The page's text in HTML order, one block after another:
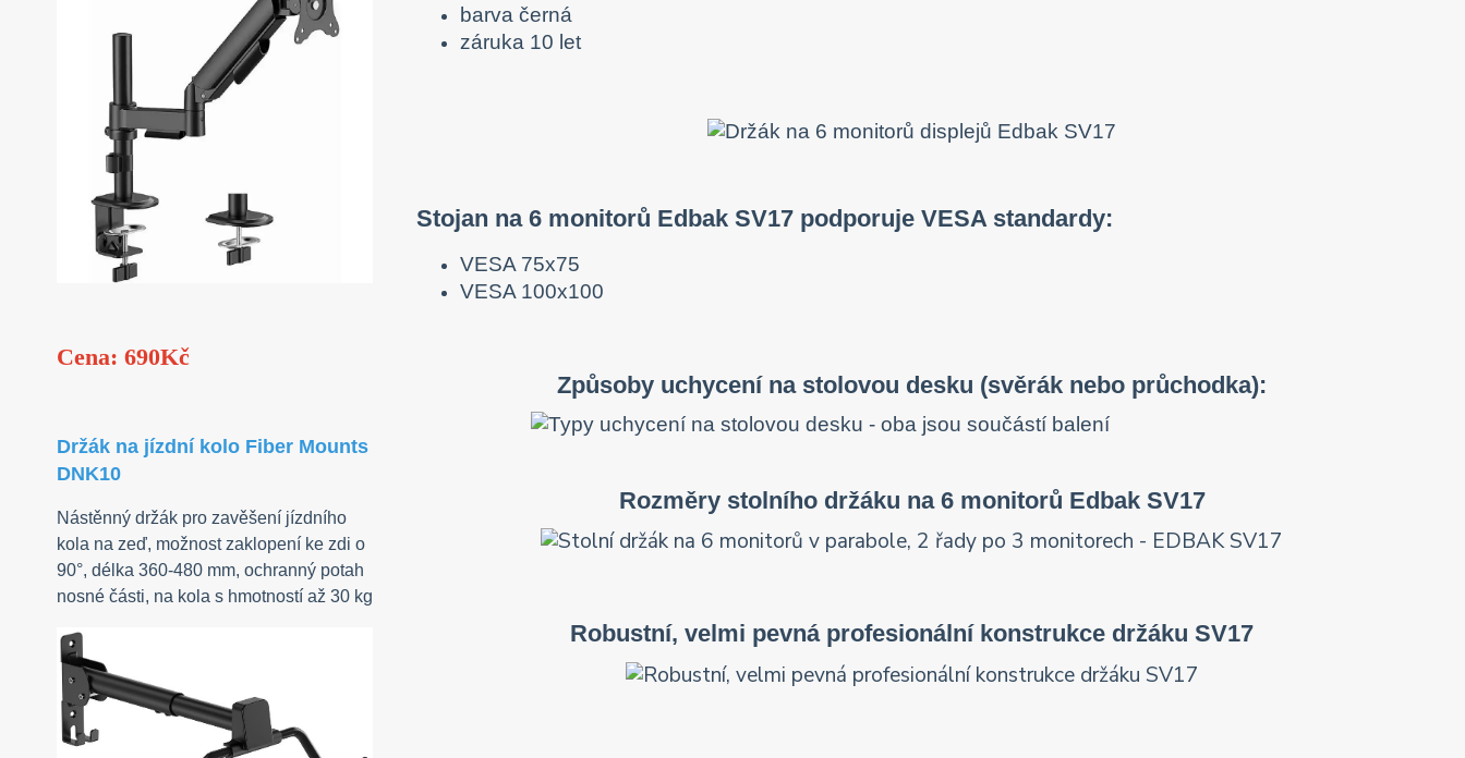
Cena: 690Kč
Držák na jízdní kolo Fiber Mounts
DNK10
Nástěnný držák pro zavěšení jízdního
kola na zeď, možnost zaklopení ke zdi o
90°, délka 360-480 mm, ochranný potah
nosné části, na kola s hmotností až 30 kg
barva černá
záruka 10 let
Stojan na 6 monitorů Edbak SV17 podporuje VESA standardy:
VESA 75x75
VESA 100x100
Způsoby uchycení na stolovou desku (svěrák nebo průchodka):
Rozměry stolního držáku na 6 monitorů Edbak SV17
Robustní, velmi pevná profesionální konstrukce držáku SV17